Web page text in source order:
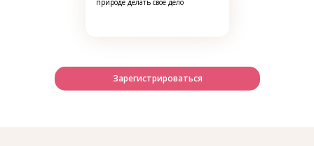
природе делать свое дело
Зарегистрироваться